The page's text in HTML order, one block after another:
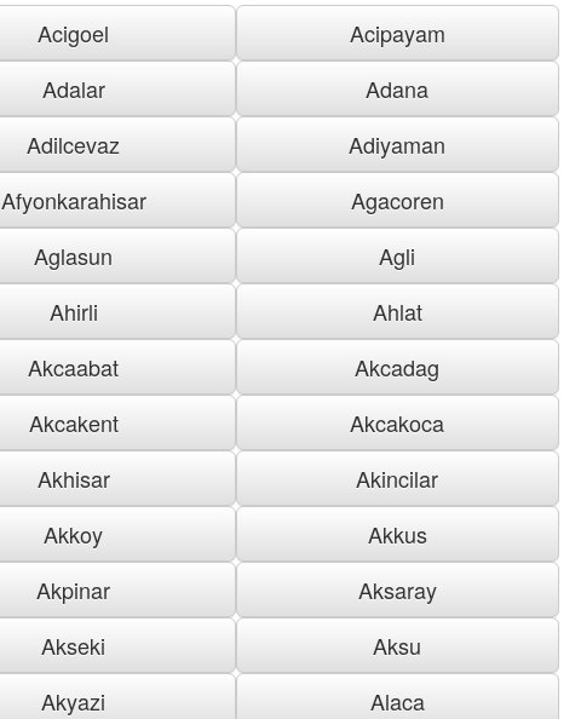
Acigoel
Acipayam
Adalar
Adana
Adilcevaz
Adiyaman
Afyonkarahisar
Agacoren
Aglasun
Agli
Ahirli
Ahlat
Akcaabat
Akcadag
Akcakent
Akcakoca
Akhisar
Akincilar
Akkoy
Akkus
Akpinar
Aksaray
Akseki
Aksu
Akyazi Alaca